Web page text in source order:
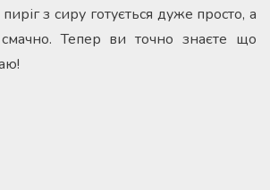
з сиру готується дуже просто, а
Тепер ви точно знаєте що